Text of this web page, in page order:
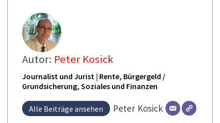
Autor: Peter Kosick
Journalist und Jurist | Rente, Bürgergeld /
Grundsicherung, Soziales und Finanzen
Alle Beiträge ansehen Peter Kosick